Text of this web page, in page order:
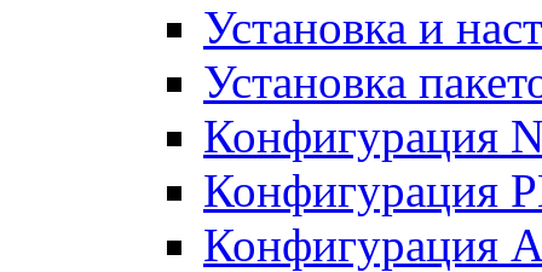
Установка и
Установка
Конфигурация
Конфигурация
Конфигурация